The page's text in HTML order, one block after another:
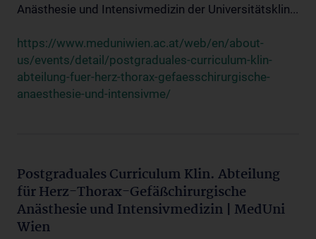
Anästhesie und Intensivmedizin der Universitätsklin...
https://www.meduniwien.ac.at/web/en/about-
us/events/detail/postgraduales-curriculum-klin-
abteilung-fuer-herz-thorax-gefaesschirurgische-
anaesthesie-und-intensivme/
Postgraduales Curriculum Klin. Abteilung
für Herz-Thorax-Gefäßchirurgische
Anästhesie und Intensivmedizin | MedUni
Wien